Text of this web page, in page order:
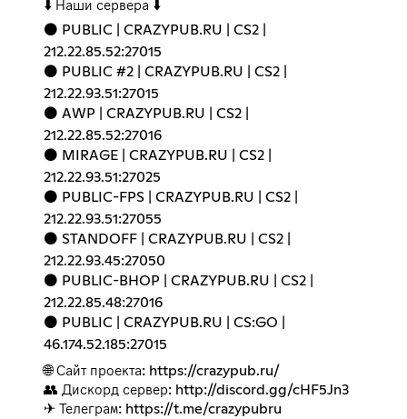
⬇️ Наши сервера ⬇️
⚫️ PUBLIC | CRAZYPUB.RU | CS2 |
212.22.85.52:27015
⚫️ PUBLIC #2 | CRAZYPUB.RU | CS2 |
212.22.93.51:27015
⚫️ AWP | CRAZYPUB.RU | CS2 |
212.22.85.52:27016
⚫️ MIRAGE | CRAZYPUB.RU | CS2 |
212.22.93.51:27025
⚫️ PUBLIC-FPS | CRAZYPUB.RU | CS2 |
212.22.93.51:27055
⚫️ STANDOFF | CRAZYPUB.RU | CS2 |
212.22.93.45:27050
⚫️ PUBLIC-BHOP | CRAZYPUB.RU | CS2 |
212.22.85.48:27016
⚫️ PUBLIC | CRAZYPUB.RU | CS:GO |
46.174.52.185:27015
🌐 Сайт проекта: https://crazypub.ru/
👥 Дискорд сервер: http://discord.gg/cHF5Jn3
✈ Телеграм: https://t.me/crazypubru